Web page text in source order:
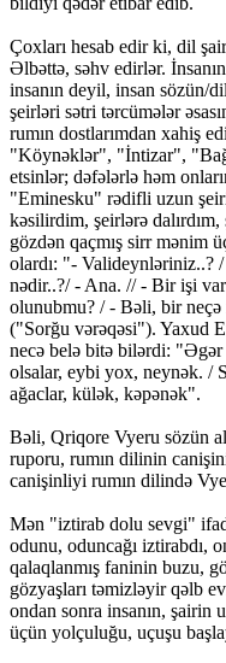
Çoxları hesab edir ki, dil
Əlbəttə, səhv edirlər.
insanın deyil, insan sözün/
şeirləri sətri tərcümələr
rumın dostlarımdan xahiş
"Köynəklər", "İntizar",
etsinlər; dəfələrlə həm
"Eminesku" rədifli uzun
kəsilirdim, şeirlərə dalırdım,
gözdən qaçmış sirr mənim
olardı: "- Valideynləriniz..?
nədir..?/ - Ana. // - Bir işi
olunubmu? / - Bəli, bir neçə
("Sorğu vərəqəsi"). Yaxud
necə belə bitə bilərdi:
olsalar, eybi yox, neynək. /
ağaclar, külək, kəpənək".
Bəli, Qriqore Vyeru sözün
ruporu, rumın dilinin
canişinliyi rumın dilində
Mən "iztirab dolu sevgi"
odunu, oduncağı iztirabdı,
qalaqlanmış faninin buzu,
gözyaşları təmizləyir qəlb
ondan sonra insanın,
üçün yolçuluğu, uçuşu